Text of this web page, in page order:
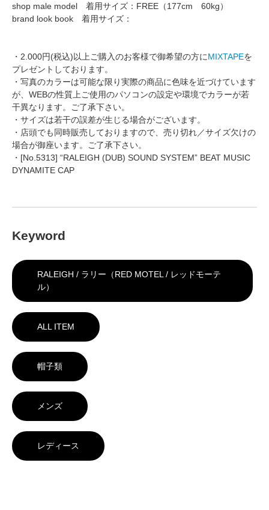
shop male model 着用サイズ：FREE（177cm 60kg）
brand look book 着用サイズ：
・2.000円(税込)以上ご購入のお客様で御希望の方にMIXTAPEを
プレゼントしております。
・写真のカラーは可能な限り実際の商品に色味を近づけています
が、WEBの性質上ご使用のパソコンの設定や環境でカラーが若
干異なります。ご了承下さい。
・サイズは若干の誤差が生じる場合がございます。
・店頭でも同時販売しておりますので、売り切れ／サイズ欠けの
場合が御座います。ご了承下さい。
・[No.5313] “RALEIGH (DUB) SOUND SYSTEM” BEAT MUSIC
DYNAMITE CAP
Keyword
RALEIGH / ラリー（RED MOTEL / レッドモーテ
ル）
ALL ITEM
帽子類
メンズ
レディース